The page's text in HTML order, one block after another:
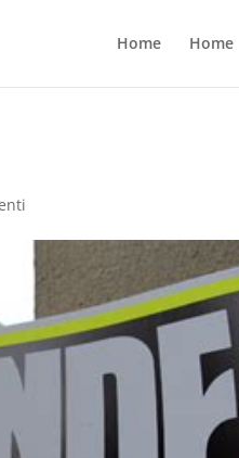
Home Home